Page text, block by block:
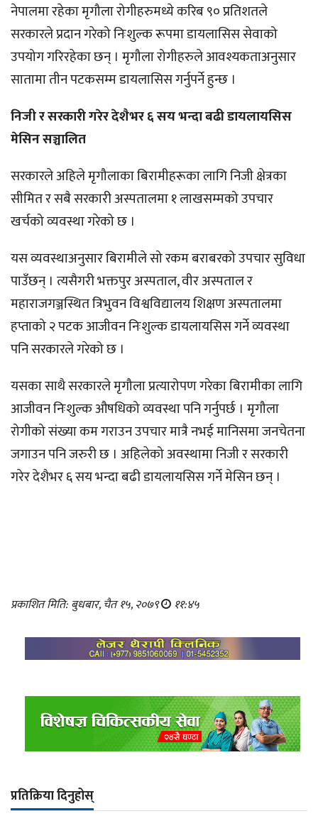
नेपालमा रहेका मृगौला रोगीहरुमध्ये करिब ९० प्रतिशतले
सरकारले प्रदान गरेको निःशुल्क रूपमा डायलासिस सेवाको
उपयोग गरिरहेका छन् । मृगौला रोगीहरुले आवश्यकताअनुसार
सातामा तीन पटकसम्म डायलासिस गर्नुपर्ने हुन्छ ।
निजी र सरकारी गरेर देशैभर ६ सय भन्दा बढी डायलायसिस
मेसिन सञ्चालित
सरकारले अहिले मृगौलाका बिरामीहरूका लागि निजी क्षेत्रका
सीमित र सबै सरकारी अस्पतालमा १ लाखसम्मको उपचार
खर्चको व्यवस्था गरेको छ ।
यस व्यवस्थाअनुसार बिरामीले सो रकम बराबरको उपचार सुविधा
पाउँछन् । त्यसैगरी भक्तपुर अस्पताल, वीर अस्पताल र
महाराजगञ्जस्थित त्रिभुवन विश्वविद्यालय शिक्षण अस्पतालमा
हप्ताको २ पटक आजीवन निःशुल्क डायलायसिस गर्ने व्यवस्था
पनि सरकारले गरेको छ ।
यसका साथै सरकारले मृगौला प्रत्यारोपण गरेका बिरामीका लागि
आजीवन निःशुल्क औषधिको व्यवस्था पनि गर्नुपर्छ । मृगौला
रोगीको संख्या कम गराउन उपचार मात्रै नभई मानिसमा जनचेतना
जगाउन पनि जरुरी छ । अहिलेको अवस्थामा निजी र सरकारी
गरेर देशैभर ६ सय भन्दा बढी डायलायसिस गर्ने मेसिन छन् ।
प्रकाशित मिति: बुधबार, चैत १५, २०७९ ११:४५
प्रतिक्रिया दिनुहोस्